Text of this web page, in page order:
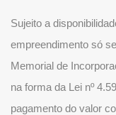
Sujeito a
empreendimento só
Memorial de
na forma da Lei nº
pagamento do valor